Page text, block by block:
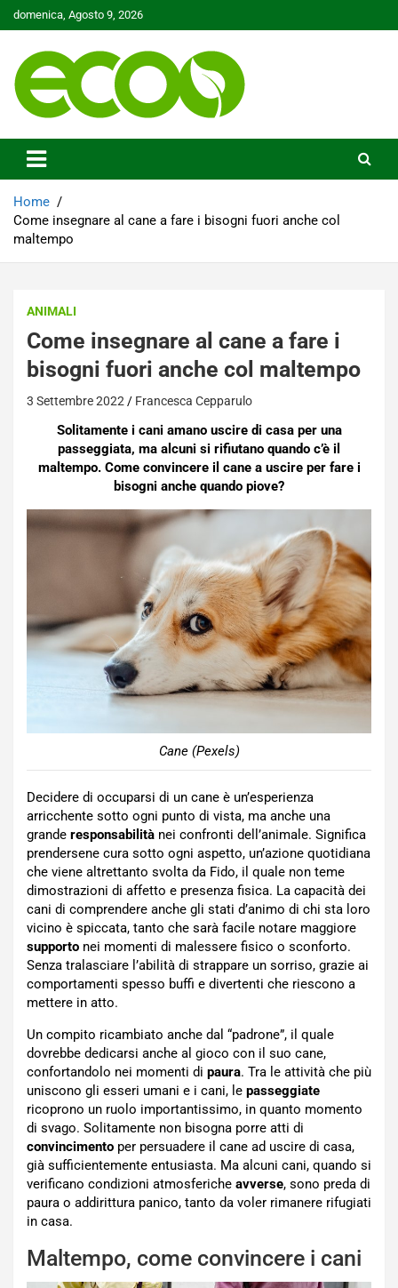
Skip
to
domenica, Agosto 9, 2026
Ecoo.it
Home
Come insegnare al cane a fare i bisogni fuori anche col
maltempo
ANIMALI
Come insegnare al cane a fare i
bisogni fuori anche col maltempo
3 Settembre 2022 Francesca Cepparulo
Solitamente i cani amano uscire di casa per una
passeggiata, ma alcuni si rifiutano quando c’è il
maltempo. Come convincere il cane a uscire per fare i
bisogni anche quando piove?
Cane (Pexels)
Decidere di occuparsi di un cane è un’esperienza
arricchente sotto ogni punto di vista, ma anche una
grande responsabilità nei confronti dell’animale. Significa
prendersene cura sotto ogni aspetto, un’azione quotidiana
che viene altrettanto svolta da Fido, il quale non teme
dimostrazioni di affetto e presenza fisica. La capacità dei
cani di comprendere anche gli stati d’animo di chi sta loro
vicino è spiccata, tanto che sarà facile notare maggiore
supporto nei momenti di malessere fisico o sconforto.
Senza tralasciare l’abilità di strappare un sorriso, grazie ai
comportamenti spesso buffi e divertenti che riescono a
mettere in atto.
Un compito ricambiato anche dal “padrone”, il quale
dovrebbe dedicarsi anche al gioco con il suo cane,
confortandolo nei momenti di paura. Tra le attività che più
uniscono gli esseri umani e i cani, le passeggiate
ricoprono un ruolo importantissimo, in quanto momento
di svago. Solitamente non bisogna porre atti di
convincimento per persuadere il cane ad uscire di casa,
già sufficientemente entusiasta. Ma alcuni cani, quando si
verificano condizioni atmosferiche avverse, sono preda di
paura o addirittura panico, tanto da voler rimanere rifugiati
in casa.
Maltempo, come convincere i cani